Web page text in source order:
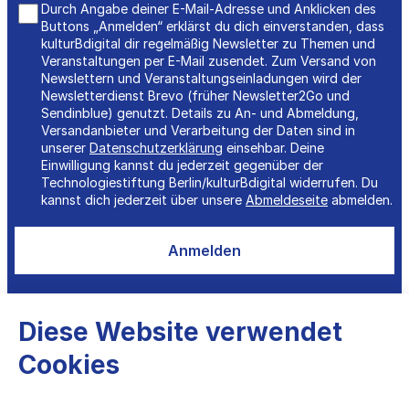
Durch Angabe deiner E-Mail-Adresse und Anklicken des
Buttons „Anmelden“ erklärst du dich einverstanden, dass
kulturBdigital dir regelmäßig Newsletter zu Themen und
Veranstaltungen per E-Mail zusendet. Zum Versand von
Newslettern und Veranstaltungseinladungen wird der
Newsletterdienst Brevo (früher Newsletter2Go und
Sendinblue) genutzt. Details zu An- und Abmeldung,
Versandanbieter und Verarbeitung der Daten sind in
unserer Datenschutzerklärung einsehbar. Deine
Einwilligung kannst du jederzeit gegenüber der
Technologiestiftung Berlin/kulturBdigital widerrufen. Du
kannst dich jederzeit über unsere Abmeldeseite abmelden.
Anmelden
Diese Website verwendet
Cookies